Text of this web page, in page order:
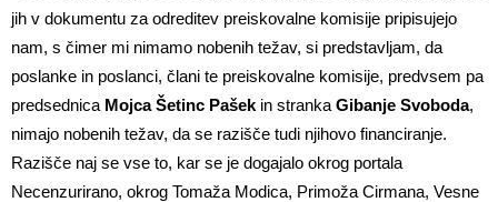
jih v dokumentu za odreditev preiskovalne komisije pripisujejo
nam, s čimer mi nimamo nobenih težav, si predstavljam, da
poslanke in poslanci, člani te preiskovalne komisije, predvsem pa
predsednica Mojca Šetinc Pašek in stranka Gibanje Svoboda,
nimajo nobenih težav, da se razišče tudi njihovo financiranje.
Razišče naj se vse to, kar se je dogajalo okrog portala
Necenzurirano, okrog Tomaža Modica, Primoža Cirmana, Vesne